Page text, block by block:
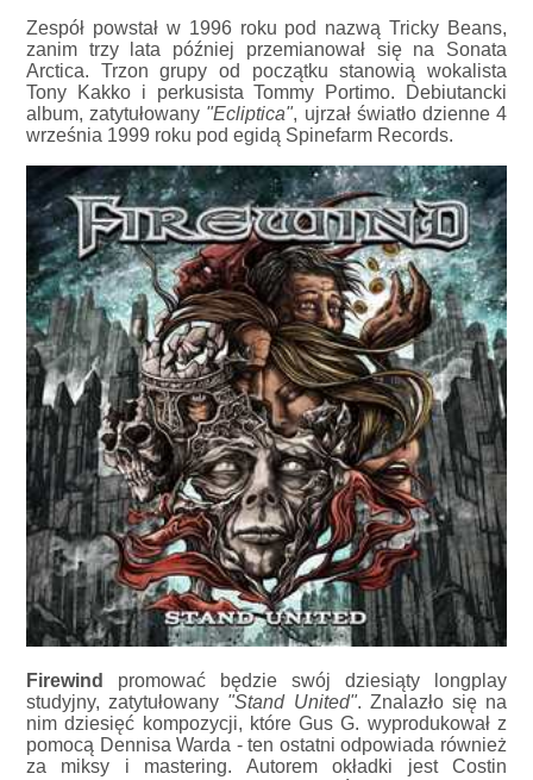
Zespół powstał w 1996 roku pod nazwą Tricky Beans,
zanim trzy lata później przemianował się na Sonata
Arctica. Trzon grupy od początku stanowią wokalista
Tony Kakko i perkusista Tommy Portimo. Debiutancki
album, zatytułowany "Ecliptica", ujrzał światło dzienne 4
września 1999 roku pod egidą Spinefarm Records.
Firewind
promować będzie swój dziesiąty longplay
studyjny, zatytułowany "Stand United". Znalazło się na
nim dziesięć kompozycji, które Gus G. wyprodukował z
pomocą Dennisa Warda - ten ostatni odpowiada również
za miksy i mastering. Autorem okładki jest Costin